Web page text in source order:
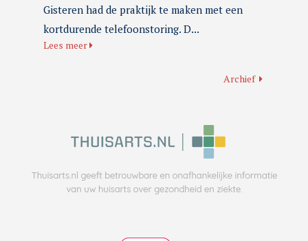
Gisteren had de praktijk te maken met een
kortdurende telefoonstoring. D...
Lees meer
Archief